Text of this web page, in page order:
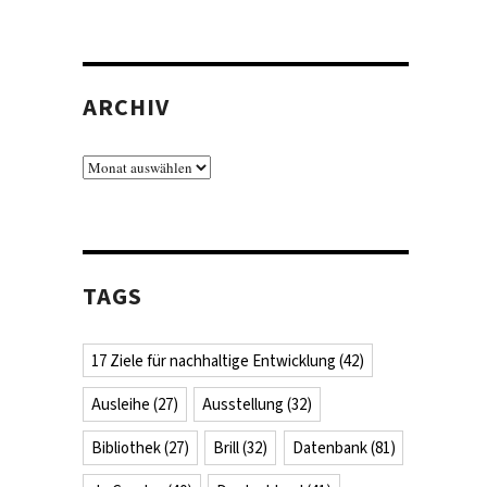
Verbindungen
ARCHIV
Archiv
TAGS
17 Ziele für nachhaltige Entwicklung (42)
Ausleihe (27) Ausstellung (32)
Bibliothek(27) Brill(32) Datenbank(81)